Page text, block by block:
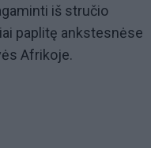
iš stručio
paplitę ankstesnėse
Afrikoje.